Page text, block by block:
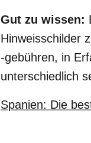
Gut zu wissen:
Hinweisschilder
-gebühren, in
unterschiedlich
Spanien: Die